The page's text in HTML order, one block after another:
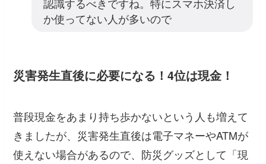
認識するべきですね。特にスマホ決済し
か使ってない人が多いので
災害発生直後に必要になる！4位は現金！
普段現金をあまり持ち歩かないという人も増えて
きましたが、災害発生直後は電子マネーやATMが
使えない場合があるので、防災グッズとして「現